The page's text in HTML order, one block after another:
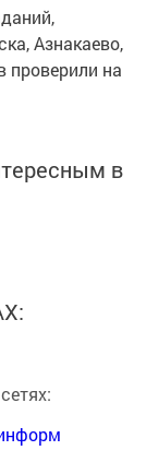
Азнакаево,
проверили на
в